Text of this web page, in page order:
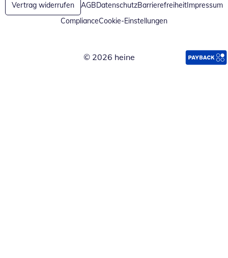
Vertrag widerrufen AGBDatenschutzBarrierefreiheitImpressum
ComplianceCookie-Einstellungen
© 2026 heine